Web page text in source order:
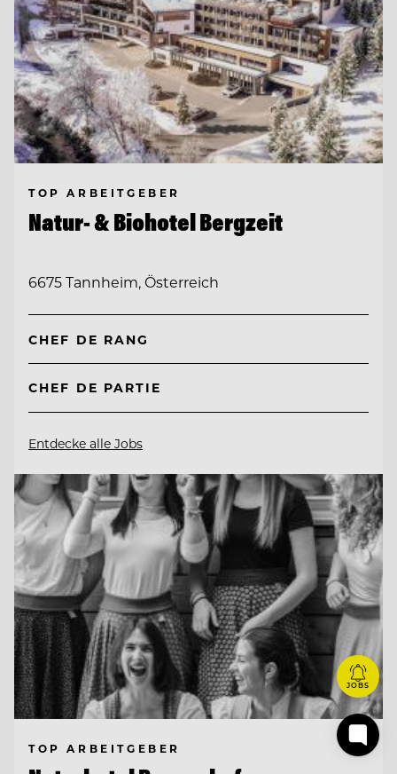
TOP ARBEITGEBER
Natur- & Biohotel Bergzeit
6675 Tannheim, Österreich
CHEF DE RANG
CHEF DE PARTIE
Entdecke alle Jobs
TOP ARBEITGEBER
JOBS